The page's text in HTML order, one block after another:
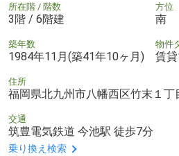
所在階 / 階数
3階 / 6階建
方位
南
築年数
1984年11月(築41年10ヶ月)
物件
賃
住所
福岡県北九州市八幡西区竹末１
交通
筑豊電気鉄道 今池駅 徒歩7分
乗り換え検索